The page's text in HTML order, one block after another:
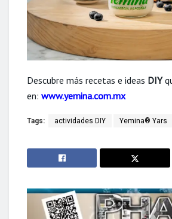
Descubre más recetas e ideas DIY
en: www.yemina.com.mx
Tags: actividades DIY Yemina® Yars